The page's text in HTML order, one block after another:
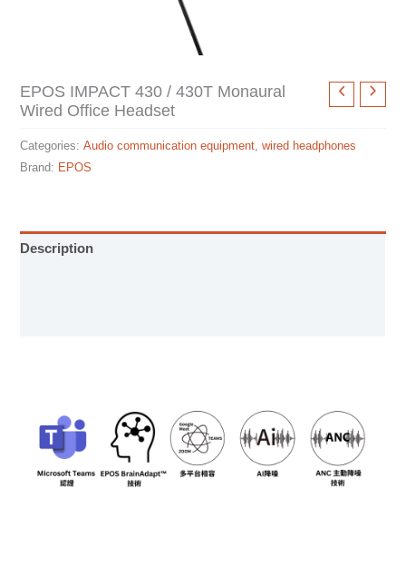
EPOS IMPACT 430 / 430T Monaural
Wired Office Headset
Categories:Audio communication equipment ,wired headphones
Brand: EPOS
Description